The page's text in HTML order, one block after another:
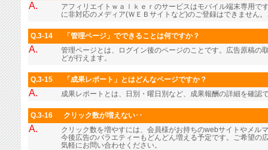
A.
アフィリエイトｗａｌｋｅｒのサービスはモバイル端末専用で
に非対応のメディア(ＷＥＢサイトなど)のご登録はできません
Q.3-14 「管理ページ」でできることは何ですか？
A.
管理ページとは、ログイン後のページのことです。広告原稿の
どが行えます。
Q.3-15 「成果レポート」とはどんなページですか？
A. 成果レポートとは、日別・曜日別など、成果報酬の詳細を確認
Q.3-16 クリック数が増えない･･
A.
クリック数を増やすには、会員様がお持ちのwebサイトやメル
今後広告のバラエティーもどんどん増える予定です。ご希望の
気軽にお問い合わせください。